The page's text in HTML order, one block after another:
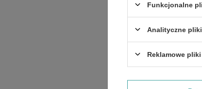
Funkcjonalne
Analityczne
Reklamowe